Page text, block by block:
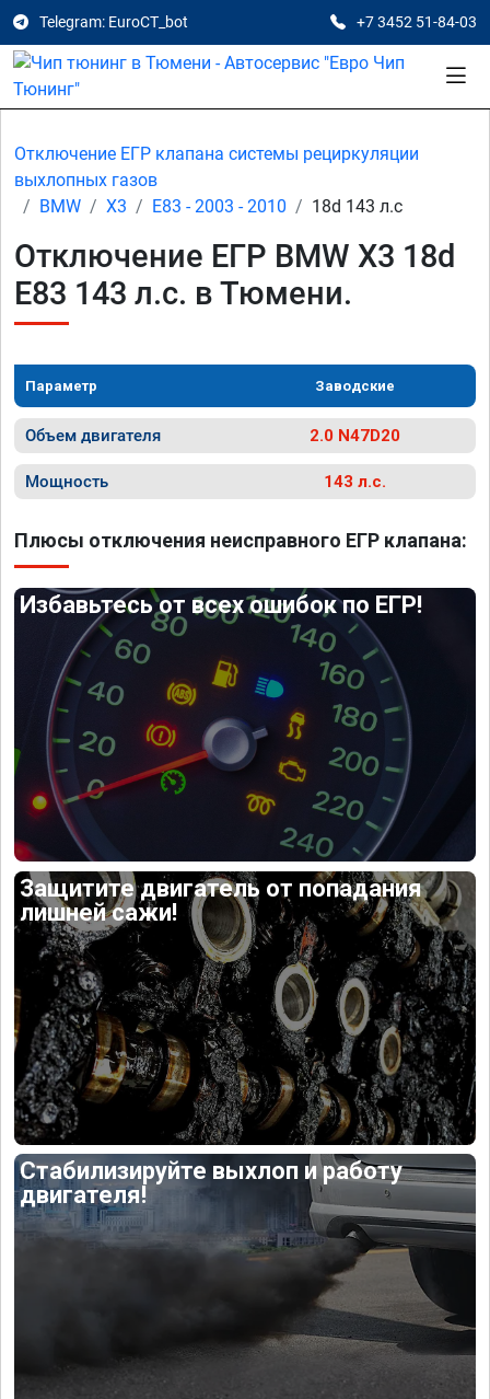
Telegram: EuroCT_bot +7 3452 51-84-03
Отключение ЕГР клапана системы рециркуляции
выхлопных газов
BMW
X3 E83 - 2003 - 2010 18d 143 л.с
Отключение ЕГР BMW X3 18d
E83 143 л.с. в Тюмени.
Параметр Заводские
Объем двигателя 2.0 N47D20
Мощность 143 л.с.
Плюсы отключения неисправного ЕГР клапана:
Избавьтесь от всех ошибок по ЕГР!
Защитите двигатель от попадания
лишней сажи!
Стабилизируйте выхлоп и работу
двигателя!